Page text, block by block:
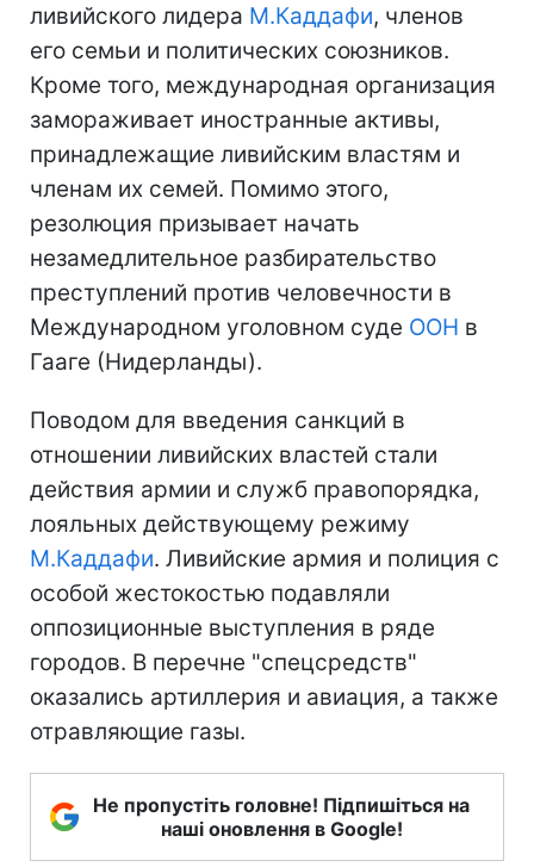
ливийского лидера М.Каддафи, членов
его семьи и политических союзников.
Кроме того, международная организация
замораживает иностранные активы,
принадлежащие ливийским властям и
членам их семей. Помимо этого,
резолюция призывает начать
незамедлительное разбирательство
преступлений против человечности в
Международном уголовном суде ООН в
Гааге (Нидерланды).
Поводом для введения санкций в
отношении ливийских властей стали
действия армии и служб правопорядка,
лояльных действующему режиму
М.Каддафи. Ливийские армия и полиция с
особой жестокостью подавляли
оппозиционные выступления в ряде
городов. В перечне "спецсредств"
оказались артиллерия и авиация, а также
отравляющие газы.
Не пропустіть головне! Підпишіться на
наші оновлення в Google!